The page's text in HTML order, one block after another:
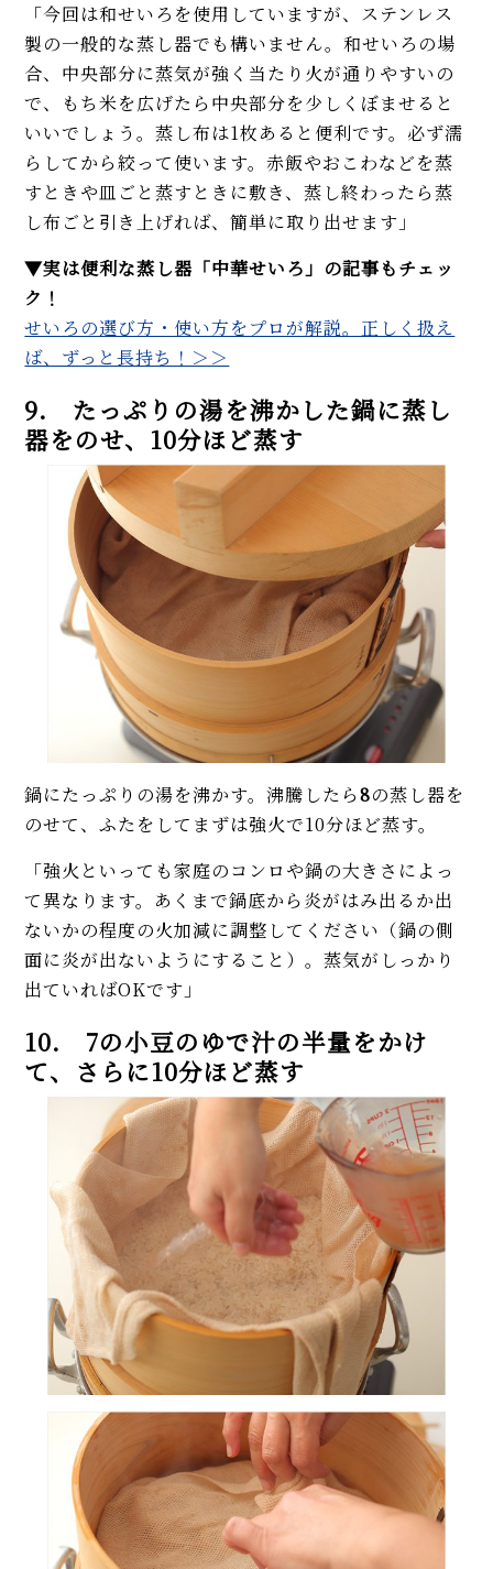
「今回は和せいろを使用していますが、ステンレス
製の一般的な蒸し器でも構いません。和せいろの場
合、中央部分に蒸気が強く当たり火が通りやすいの
で、もち米を広げたら中央部分を少しくぼませると
いいでしょう。蒸し布は1枚あると便利です。必ず濡
らしてから絞って使います。赤飯やおこわなどを蒸
すときや皿ごと蒸すときに敷き、蒸し終わったら蒸
し布ごと引き上げれば、簡単に取り出せます」
▼実は便利な蒸し器「中華せいろ」の記事もチェッ
ク！
せいろの選び方・使い方をプロが解説。正しく扱え
ば、ずっと長持ち！＞＞
9. たっぷりの湯を沸かした鍋に蒸し
器をのせ、10分ほど蒸す
鍋にたっぷりの湯を沸かす。沸騰したら8の蒸し器を
のせて、ふたをしてまずは強火で10分ほど蒸す。
「強火といっても家庭のコンロや鍋の大きさによっ
て異なります。あくまで鍋底から炎がはみ出るか出
ないかの程度の火加減に調整してください（鍋の側
面に炎が出ないようにすること）。蒸気がしっかり
出ていればOKです」
10. 7の小豆のゆで汁の半量をかけ
て、さらに10分ほど蒸す